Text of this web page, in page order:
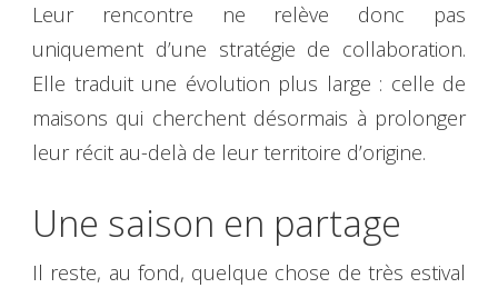
Leur rencontre ne relève donc pas
uniquement d’une stratégie de collaboration.
Elle traduit une évolution plus large : celle de
maisons qui cherchent désormais à prolonger
leur récit au-delà de leur territoire d’origine.
Une saison en partage
Il reste, au fond, quelque chose de très estival